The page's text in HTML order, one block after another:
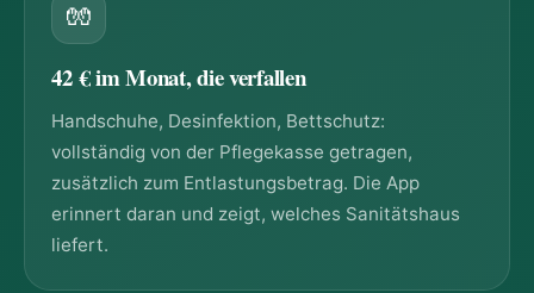
🧤
42 € im Monat, die verfallen
Handschuhe, Desinfektion, Bettschutz:
vollständig von der Pflegekasse getragen,
zusätzlich zum Entlastungsbetrag. Die App
erinnert daran und zeigt, welches Sanitätshaus
liefert.